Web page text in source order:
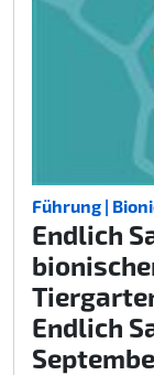
Führung |
Endlich
Endlich